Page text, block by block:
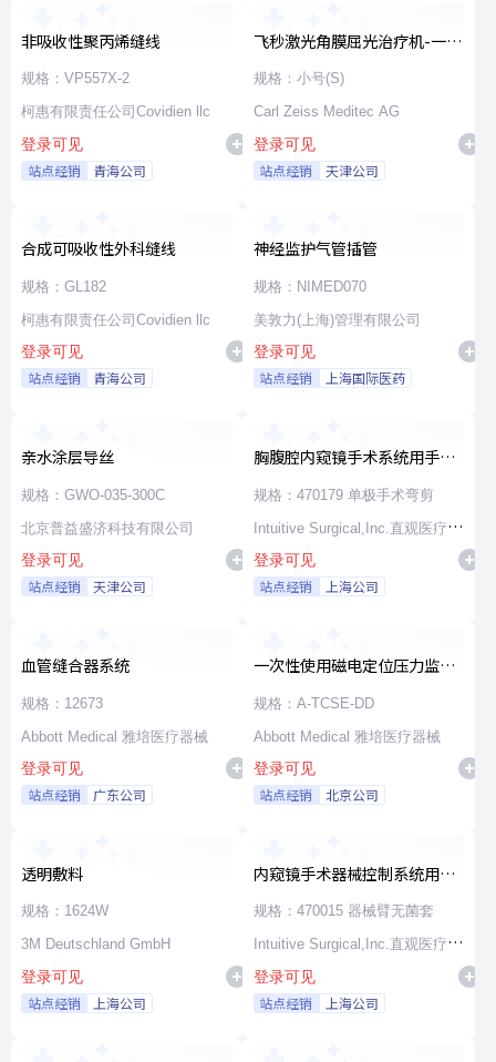
非吸收性聚丙烯缝线
规格：VP557X-2
柯惠有限责任公司Covidien llc
登录可见
站点经销 青海公司
飞秒激光角膜屈光治疗机-一次
性使用无菌治疗包
规格：小号(S)
Carl Zeiss Meditec AG
登录可见
站点经销 天津公司
合成可吸收性外科缝线
规格：GL182
柯惠有限责任公司Covidien llc
登录可见
站点经销 青海公司
神经监护气管插管
规格：NIMED070
美敦力(上海)管理有限公司
登录可见
站点经销 上海国际医药
亲水涂层导丝
规格：GWO-035-300C
北京普益盛济科技有限公司
登录可见
站点经销 天津公司
胸腹腔内窥镜手术系统用手术
器械
规格：470179 单极手术弯剪
Intuitive Surgical,Inc.直观医疗公
司
登录可见
站点经销 上海公司
血管缝合器系统
规格：12673
Abbott Medical 雅培医疗器械
登录可见
站点经销 广东公司
一次性使用磁电定位压力监测
消融导管
规格：A-TCSE-DD
Abbott Medical 雅培医疗器械
登录可见
站点经销 北京公司
透明敷料
规格：1624W
3M Deutschland GmbH
登录可见
站点经销 上海公司
内窥镜手术器械控制系统用无
源器械和附件
规格：470015 器械臂无菌套
Intuitive Surgical,Inc.直观医疗公
司
登录可见
站点经销 上海公司